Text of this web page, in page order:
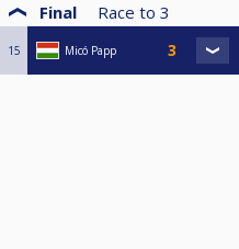
Final Race to 3
15 Micó Papp